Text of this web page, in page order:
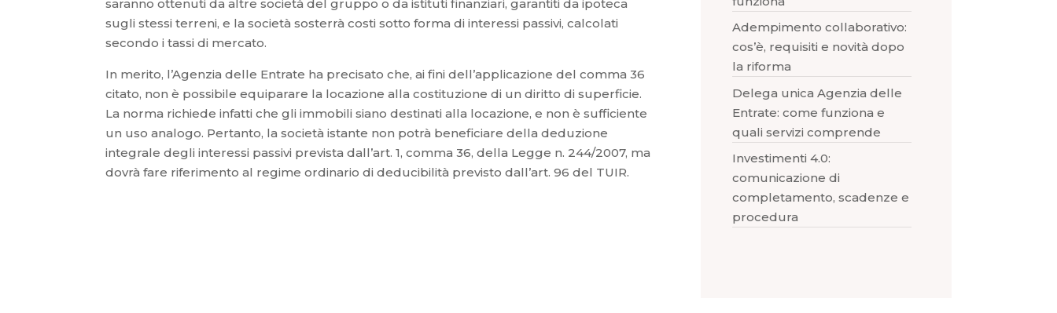
saranno ottenuti da altre società del gruppo o da istituti finanziari, garantiti da ipoteca
sugli stessi terreni, e la società sosterrà costi sotto forma di interessi passivi, calcolati
secondo i tassi di mercato.
In merito, l’Agenzia delle Entrate ha precisato che, ai fini dell’applicazione del comma 36
citato, non è possibile equiparare la locazione alla costituzione di un diritto di superficie.
La norma richiede infatti che gli immobili siano destinati alla locazione, e non è sufficiente
un uso analogo. Pertanto, la società istante non potrà beneficiare della deduzione
integrale degli interessi passivi prevista dall’art. 1, comma 36, della Legge n. 244/2007, ma
dovrà fare riferimento al regime ordinario di deducibilità previsto dall’art. 96 del TUIR.
Adempimento collaborativo:
cos’è, requisiti e novità dopo
la riforma
Delega unica Agenzia delle
Entrate: come funziona e
quali servizi comprende
Investimenti 4.0:
comunicazione di
completamento, scadenze e
procedura